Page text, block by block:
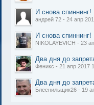
И снова спиннинг!
андрей 72 - 24 апр
И снова спиннинг!
NIKOLAYEVICH - 23
Два дня до
Феникс - 21 апр 2017
Два дня до
Блеснильщик26 - 19